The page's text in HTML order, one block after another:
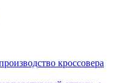
кроссовера